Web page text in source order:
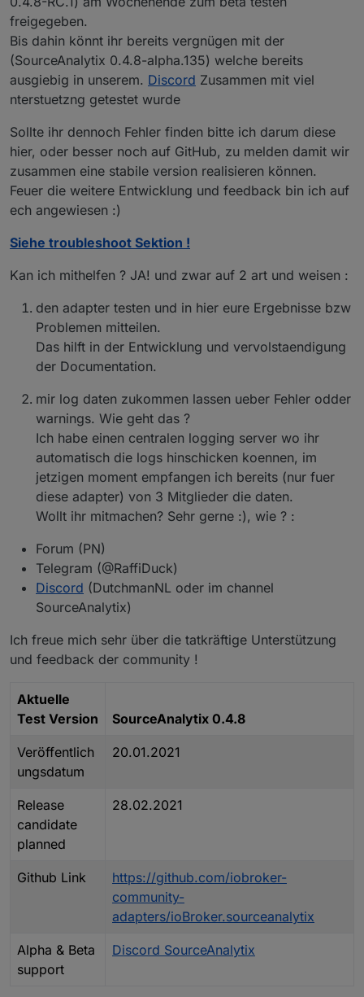
freigegeben.
Bis dahin könnt ihr bereits vergnügen mit der
(SourceAnalytix 0.4.8-alpha.135) welche bereits
ausgiebig in unserem. Discord Zusammen mit viel
nterstuetzng getestet wurde
Sollte ihr dennoch Fehler finden bitte ich darum diese
hier, oder besser noch auf GitHub, zu melden damit wir
zusammen eine stabile version realisieren können.
Feuer die weitere Entwicklung und feedback bin ich auf
ech angewiesen :)
Siehe troubleshoot Sektion !
Kan ich mithelfen ? JA! und zwar auf 2 art und weisen :
den adapter testen und in hier eure Ergebnisse bzw
Problemen mitteilen.
Das hilft in der Entwicklung und vervolstaendigung
der Documentation.
mir log daten zukommen lassen ueber Fehler odder
warnings. Wie geht das ?
Ich habe einen centralen logging server wo ihr
automatisch die logs hinschicken koennen, im
jetzigen moment empfangen ich bereits (nur fuer
diese adapter) von 3 Mitglieder die daten.
Wollt ihr mitmachen? Sehr gerne :), wie ? :
Forum (PN)
Telegram (@RaffiDuck)
Discord (DutchmanNL oder im channel
SourceAnalytix)
Ich freue mich sehr über die tatkräftige Unterstützung
und feedback der community !
Aktuelle
Test Version
SourceAnalytix 0.4.8
Veröffentlich
ungsdatum
20.01.2021
Release
candidate
planned
28.02.2021
Github Link
https://github.com/iobroker-
community-
adapters/ioBroker.sourceanalytix
Alpha & Beta
support
Discord SourceAnalytix